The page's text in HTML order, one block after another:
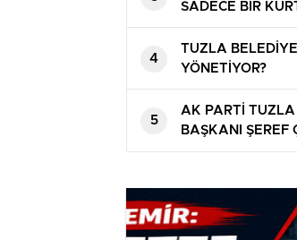
SADECE BİR
DEĞİL, BU BİR
MESELESİDİR”
4
TUZLA
YÖNETİYOR?
5
AK PARTİ TUZLA
BAŞKANI ŞEREF
MEMLEKETİNDE